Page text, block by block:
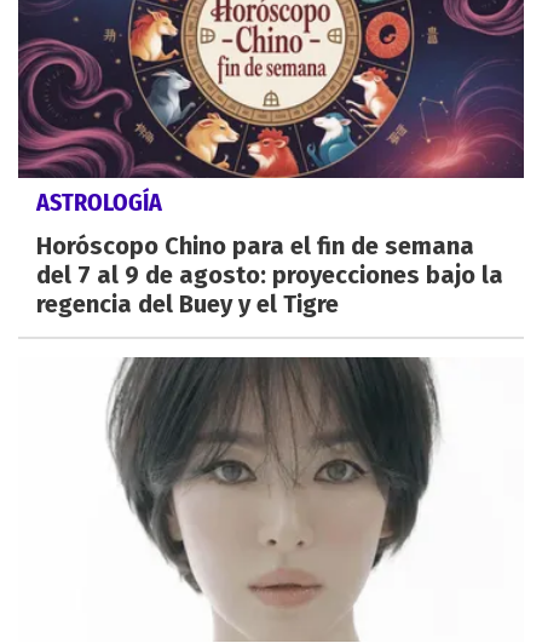
ASTROLOGÍA
Horóscopo Chino para el fin de semana
del 7 al 9 de agosto: proyecciones bajo la
regencia del Buey y el Tigre